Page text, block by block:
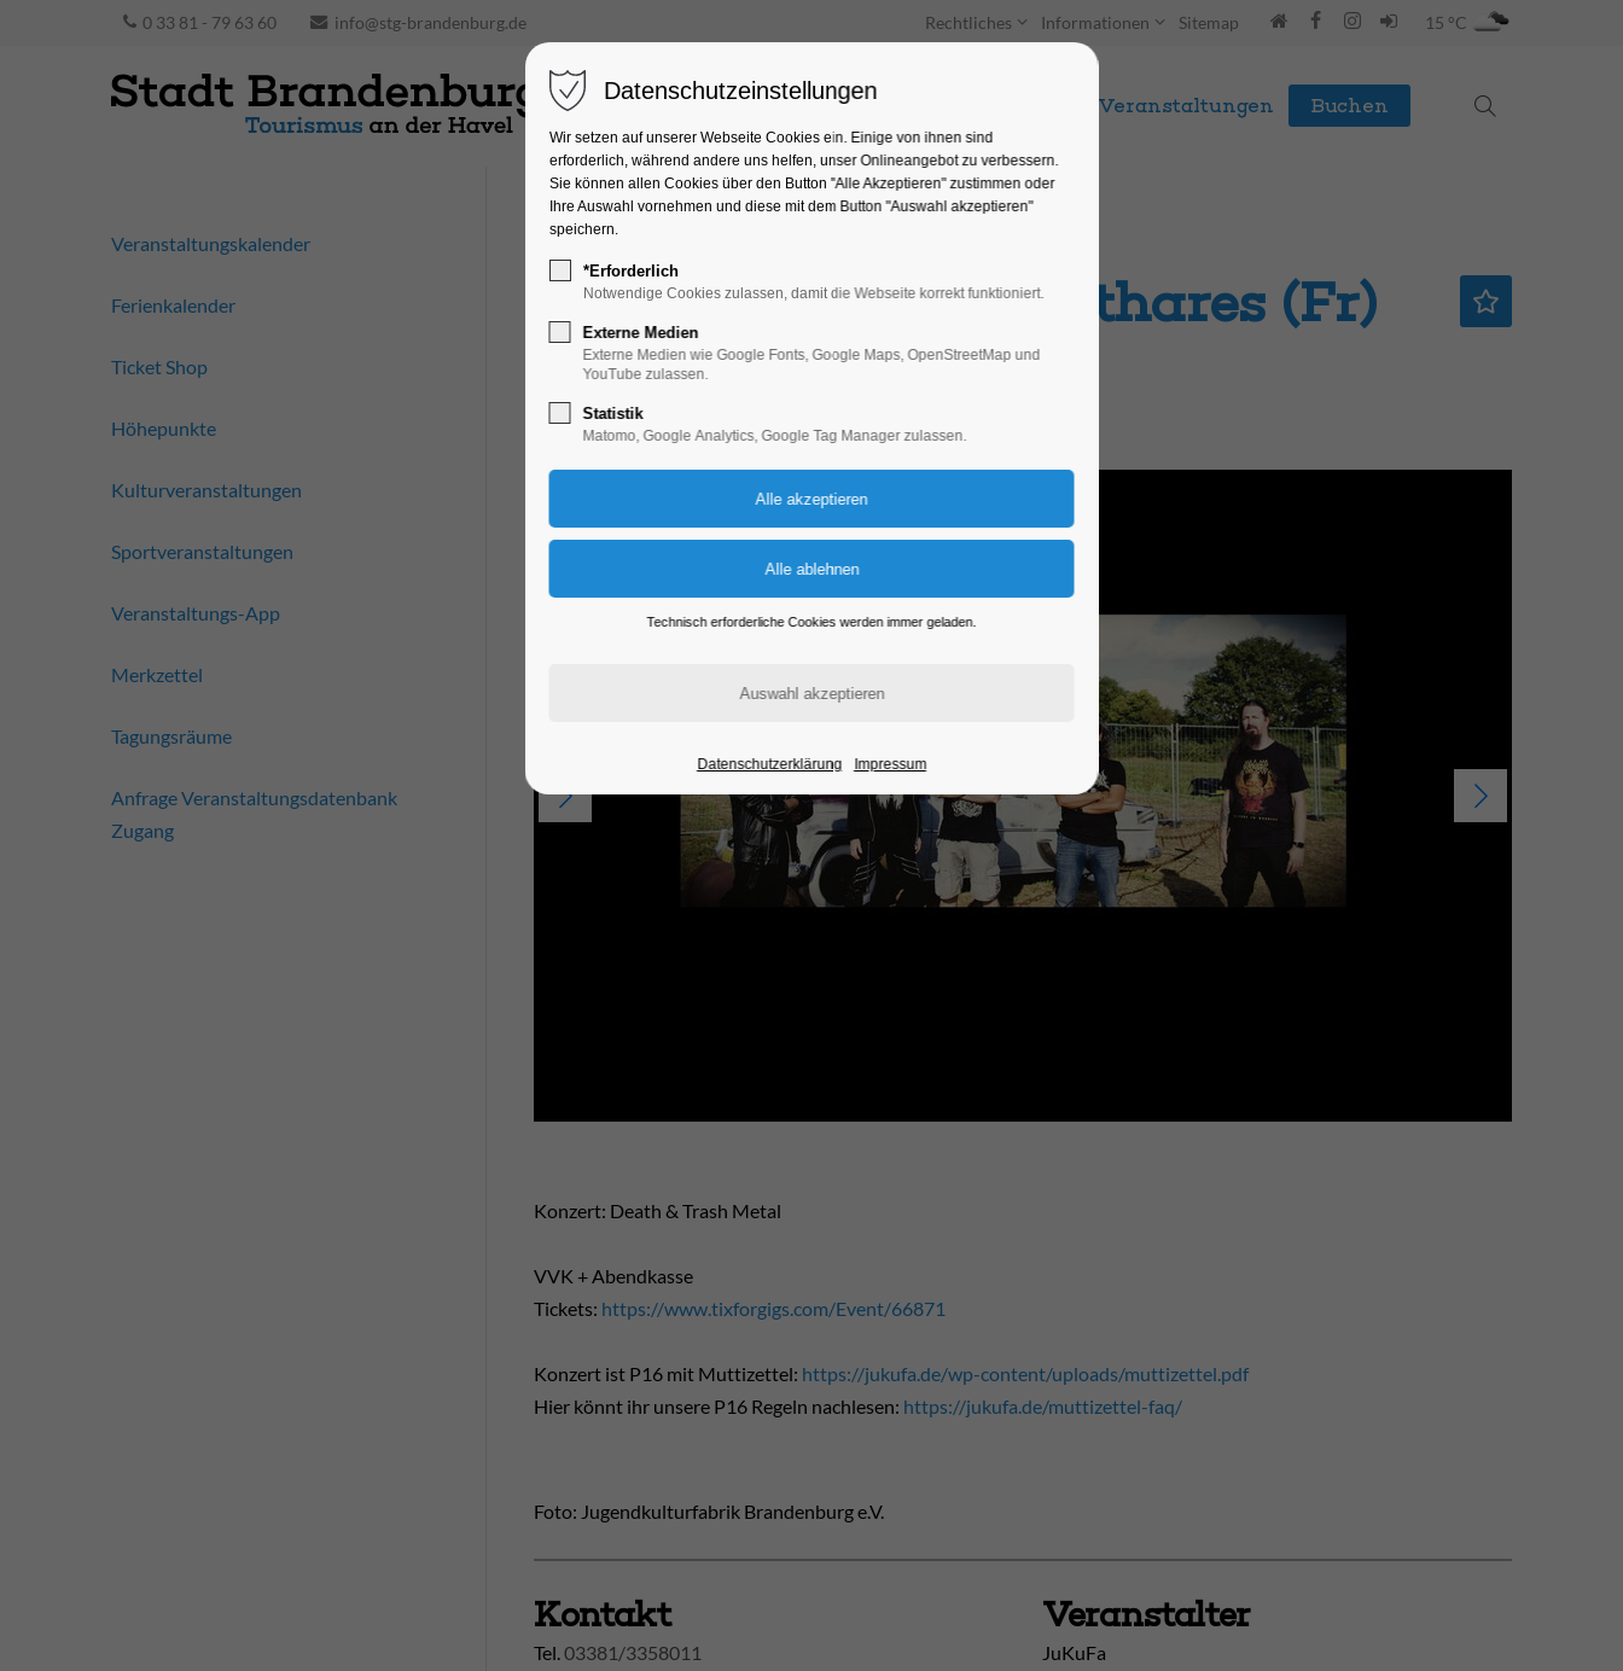
0 33 81 - 79 63 60 info@stg-brandenburg.de Rechtliches Informationen Sitemap 15 °C
Unterkünfte Entdecken & Erleben Veranstaltungen Buchen
Lacabra (USA) + Anthares (Fr)
Konzert, Musik
03.10.2025, 20:00–00:00
Konzert: Death & Trash Metal
VVK + Abendkasse
Tickets: https://www.tixforgigs.com/Event/66871
Konzert ist P16 mit Muttizettel: https://jukufa.de/wp-content/uploads/muttizettel.pdf
Hier könnt ihr unsere P16 Regeln nachlesen: https://jukufa.de/muttizettel-faq/
Foto: Jugendkulturfabrik Brandenburg e.V.
Kontakt
Tel. 03381/3358011
Veranstalter
JuKuFa
Veranstaltungskalender
Ferienkalender
Ticket Shop
Höhepunkte
Kulturveranstaltungen
Sportveranstaltungen
Veranstaltungs-App
Merkzettel
Tagungsräume
Anfrage Veranstaltungsdatenbank
Zugang
Datenschutzeinstellungen
Wir setzen auf unserer Webseite Cookies ein. Einige von ihnen sind
erforderlich, während andere uns helfen, unser Onlineangebot zu verbessern.
Sie können allen Cookies über den Button "Alle Akzeptieren" zustimmen oder
Ihre Auswahl vornehmen und diese mit dem Button "Auswahl akzeptieren"
speichern.
*Erforderlich
Notwendige Cookies zulassen, damit die Webseite korrekt funktioniert.
Externe Medien
Externe Medien wie Google Fonts, Google Maps, OpenStreetMap und
YouTube zulassen.
Statistik
Matomo, Google Analytics, Google Tag Manager zulassen.
Technisch erforderliche Cookies werden immer geladen.
Datenschutzerklärung Impressum